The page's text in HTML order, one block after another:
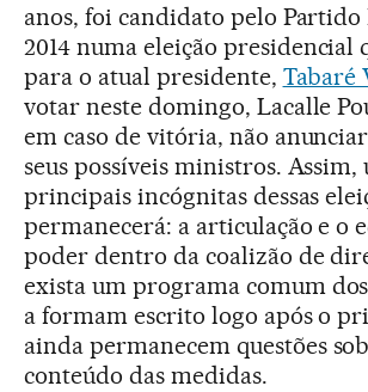
anos, foi candidato pelo Partido
2014 numa eleição presidencial
para o atual presidente, Tabaré
votar neste domingo, Lacalle
em caso de vitória, não
seus possíveis ministros. Assim,
principais incógnitas dessas
permanecerá: a articulação e o
poder dentro da coalizão de
exista um programa comum
a formam escrito logo após o
ainda permanecem questões
conteúdo das medidas.